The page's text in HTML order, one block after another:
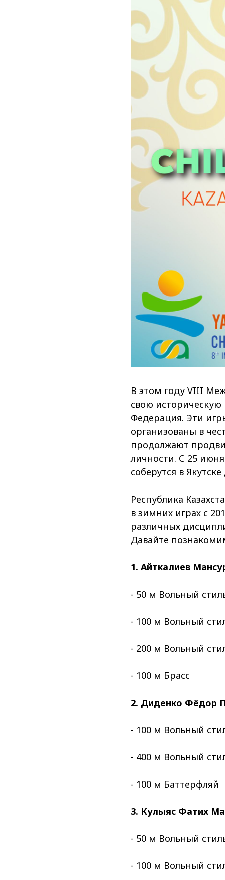
В этом году VIII
свою историческую
Федерация. Эти
организованы в
продолжают
личности. С 25
соберутся в
Республика
в зимних играх с
различных
Давайте
1. Айткалиев
- 50 м Вольный
- 100 м Вольный
- 200 м Вольный
- 100 м Брасс
2. Диденко Фёдор
- 100 м Вольный
- 400 м Вольный
- 100 м Баттерфляй
3. Кулыяс Фатих
- 50 м Вольный
- 100 м Вольный